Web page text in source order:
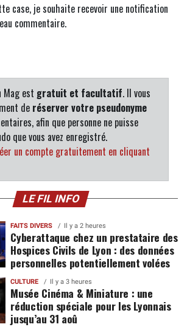
case, je souhaite recevoir une notification
commentaire.
Mag est gratuit et facultatif. Il vous
de réserver votre pseudonyme
afin que personne ne puisse
que vous avez enregistré.
un compte gratuitement en cliquant
LE FIL INFO
FAITS DIVERS Il y a 2 heures
Cyberattaque chez un prestataire des
Hospices Civils de Lyon : des données
personnelles potentiellement volées
CULTURE Il y a 3 heures
Musée Cinéma & Miniature : une
réduction spéciale pour les Lyonnais
jusqu’au 31 aoû